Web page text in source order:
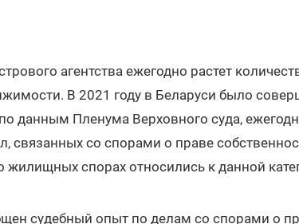
агентства ежегодно растет
В 2021 году в Беларуси было
данным Пленума Верховного суда,
связанных со спорами о праве
жилищных спорах относились к данной
судебный опыт по делам со спорами о